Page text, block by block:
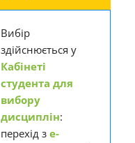
Вибір
здійснюється у
Кабінеті
студента для
вибору
дисциплін:
перехід з е-